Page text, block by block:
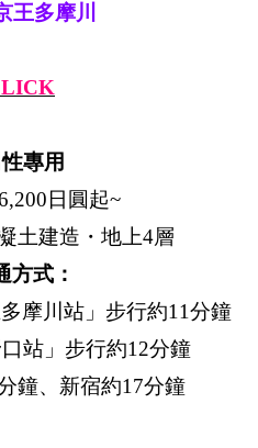
王多摩川
性專用
日圓起~
土建造・地上4層
方式：
摩川站」步行約11分鐘
站」步行約12分鐘
鐘、新宿約17分鐘